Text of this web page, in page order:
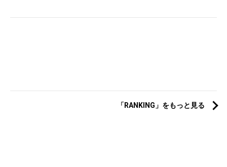
「RANKING」をもっと見る